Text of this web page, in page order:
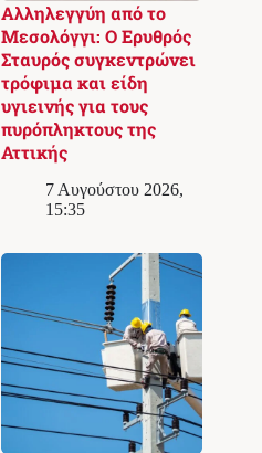
Αλληλεγγύη από το
Μεσολόγγι: Ο Ερυθρός
Σταυρός συγκεντρώνει
τρόφιμα και είδη
υγιεινής για τους
πυρόπληκτους της
Αττικής
7 Αυγούστου 2026,
15:35